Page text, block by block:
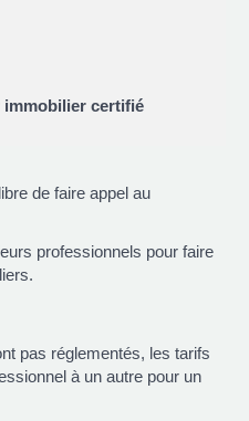
certifié
de faire appel au
professionnels pour faire
pas réglementés, les tarifs
à un autre pour un